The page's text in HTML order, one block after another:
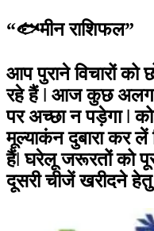
“🐟मीन राशिफल”
आप पुराने विचारों को
रहे हैं ǀ आज कुछ अलग
पर अच्छा न पड़ेगा ǀ
मूल्याकंन दुबारा कर
हैंǀ घरेलू जरूरतों को
दूसरी चीजें खरीदने